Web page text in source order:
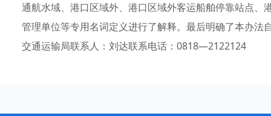
通航水域、港口区域外、港口区域外客运船舶停靠站点
管理单位等专用名词定义进行了解释。最后明确了本办
交通运输局联系人：刘达联系电话：0818—2122124